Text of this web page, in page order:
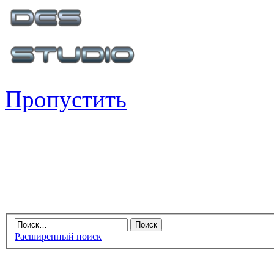
Пропустить
Расширенный поиск